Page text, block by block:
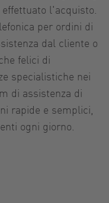
l'acquisto.
per ordini di
dal cliente o
felici di
specialistiche nei
di assistenza di
rapide e semplici,
ogni giorno.